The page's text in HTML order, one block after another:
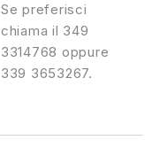
Se preferisci
chiama il 349
3314768 oppure
339 3653267.